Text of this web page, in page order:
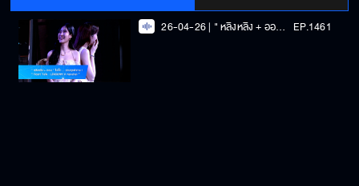
26-04-26 | " หลิงหลิง + ออม " ไม่กั๊ก... ตอบทุกคำถาม " Heart Talk : LINGORM x Kanchai " EP.1461